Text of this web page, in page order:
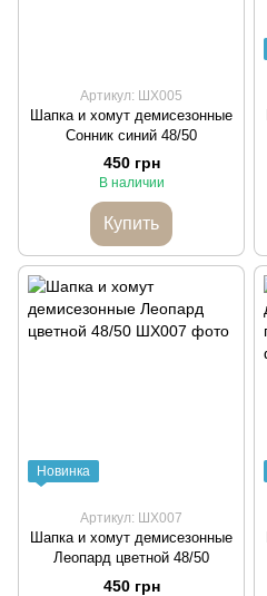
Артикул: ШХ005
Шапка и хомут демисезонные
Сонник синий 48/50
450 грн
В наличии
Купить
Новинка
Артикул: ШХ007
Шапка и хомут демисезонные
Леопард цветной 48/50
450 грн